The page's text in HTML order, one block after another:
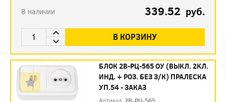
В наличии 339.52 руб.
В КОРЗИНУ
БЛОК 2В-РЦ-565 ОУ (ВЫКЛ. 2КЛ.
ИНД. + РОЗ. БЕЗ З/К) ПРАЛЕСКА
УП.54 - ЗАКАЗ